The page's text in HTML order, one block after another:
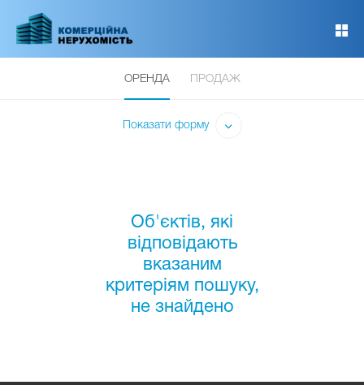
основного
ОРЕНДА ПРОДАЖ
Показати форму
Об'єктів, які
відповідають
вказаним
критеріям пошуку,
не знайдено